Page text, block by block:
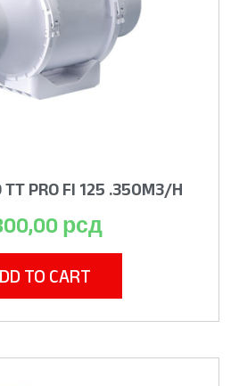
TT PRO FI 125 .350M3/H
рсд
TO CART